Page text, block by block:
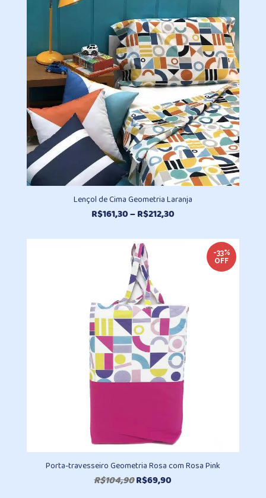
R$930,20
Lençol de Cima Geometria Laranja
R$161,30–R$212,30Faixa
preço:
R$161,30
através
-33%
OFF
Porta-travesseiro Geometria Rosa com Rosa Pink
R$104,90O
R$69,90